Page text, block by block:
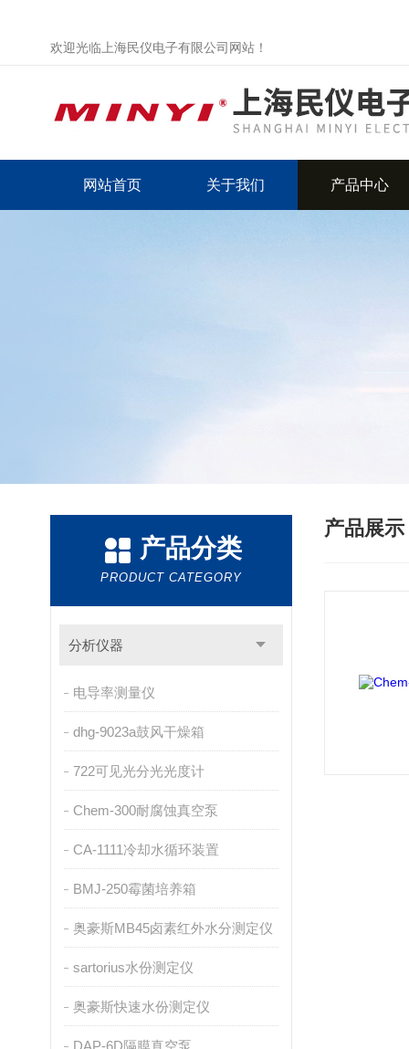
欢迎光临上海民仪电子有限公司网站！
网站首页 关于我们 产品中心
产品分类
PRODUCT CATEGORY
分析仪器
电导率测量仪
dhg-9023a鼓风干燥箱
722可见光分光光度计
Chem-300耐腐蚀真空泵
CA-1111冷却水循环装置
BMJ-250霉菌培养箱
奥豪斯MB45卤素红外水分测定仪
sartorius水份测定仪
奥豪斯快速水份测定仪
DAP-6D隔膜真空泵
产品展示